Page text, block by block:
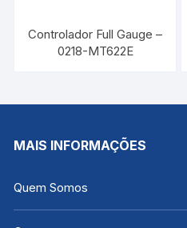
Controlador Full Gauge –
0218-MT622E
MAIS INFORMAÇÕES
Quem Somos